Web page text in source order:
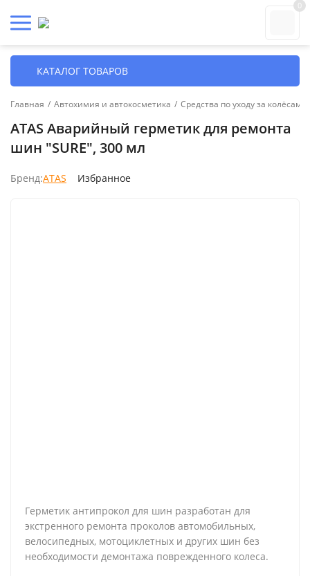
0
КАТАЛОГ ТОВАРОВ
Главная / Автохимия и автокосметика / Средства по уходу за колёсами
ATAS Аварийный герметик для ремонта
шин "SURE", 300 мл
Бренд:ATAS Избранное
Герметик антипрокол для шин разработан для
экстренного ремонта проколов автомобильных,
велосипедных, мотоциклетных и других шин без
необходимости демонтажа поврежденного колеса.